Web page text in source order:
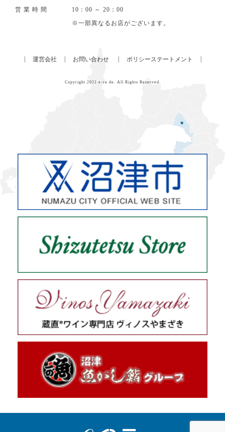
営業時間
10：00 ～ 20：00
※一部異なるお店がございます。
| 運営会社 | お問い合わせ | ポリシーステートメント |
Copyright 2021 e-ra de. All Rights Reserved.